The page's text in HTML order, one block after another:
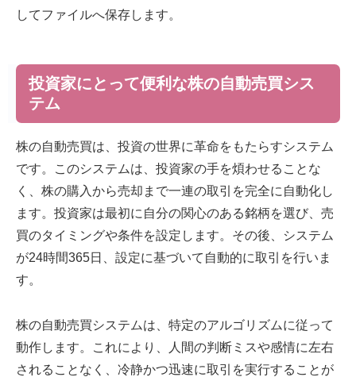
してファイルへ保存します。
投資家にとって便利な株の自動売買シス
テム
株の自動売買は、投資の世界に革命をもたらすシステム
です。このシステムは、投資家の手を煩わせることな
く、株の購入から売却まで一連の取引を完全に自動化し
ます。投資家は最初に自分の関心のある銘柄を選び、売
買のタイミングや条件を設定します。その後、システム
が24時間365日、設定に基づいて自動的に取引を行いま
す。
株の自動売買システムは、特定のアルゴリズムに従って
動作します。これにより、人間の判断ミスや感情に左右
されることなく、冷静かつ迅速に取引を実行することが